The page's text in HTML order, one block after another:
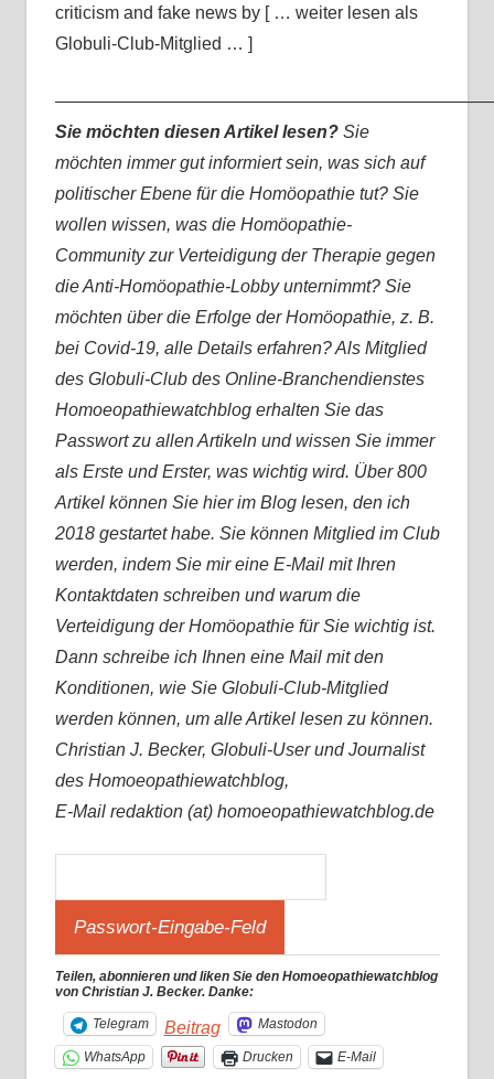
criticism and fake news by [ … weiter lesen als
Globuli-Club-Mitglied … ]
Sie möchten diesen Artikel lesen? Sie
möchten immer gut informiert sein, was sich auf
politischer Ebene für die Homöopathie tut? Sie
wollen wissen, was die Homöopathie-
Community zur Verteidigung der Therapie gegen
die Anti-Homöopathie-Lobby unternimmt? Sie
möchten über die Erfolge der Homöopathie, z. B.
bei Covid-19, alle Details erfahren? Als Mitglied
des Globuli-Club des Online-Branchendienstes
Homoeopathiewatchblog erhalten Sie das
Passwort zu allen Artikeln und wissen Sie immer
als Erste und Erster, was wichtig wird. Über 800
Artikel können Sie hier im Blog lesen, den ich
2018 gestartet habe. Sie können Mitglied im Club
werden, indem Sie mir eine E-Mail mit Ihren
Kontaktdaten schreiben und warum die
Verteidigung der Homöopathie für Sie wichtig ist.
Dann schreibe ich Ihnen eine Mail mit den
Konditionen, wie Sie Globuli-Club-Mitglied
werden können, um alle Artikel lesen zu können.
Christian J. Becker, Globuli-User und Journalist
des Homoeopathiewatchblog,
E-Mail redaktion (at) homoeopathiewatchblog.de
Teilen, abonnieren und liken Sie den Homoeopathiewatchblog
von Christian J. Becker. Danke:
Telegram Beitrag Mastodon
WhatsApp Drucken E-Mail